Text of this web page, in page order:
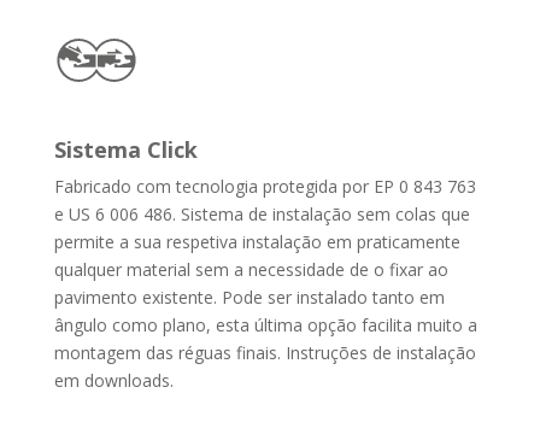
Sistema Click
Fabricado com tecnologia protegida por EP 0 843 763
e US 6 006 486. Sistema de instalação sem colas que
permite a sua respetiva instalação em praticamente
qualquer material sem a necessidade de o fixar ao
pavimento existente. Pode ser instalado tanto em
ângulo como plano, esta última opção facilita muito a
montagem das réguas finais. Instruções de instalação
em downloads.